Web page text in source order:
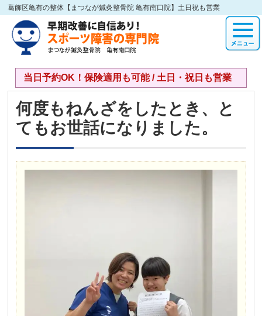
葛飾区亀有の整体【まつなが鍼灸整骨院 亀有南口院】土日祝も営業
当日予約OK！保険適用も可能 / 土日・祝日も営業
何度もねんざをしたとき、と
てもお世話になりました。